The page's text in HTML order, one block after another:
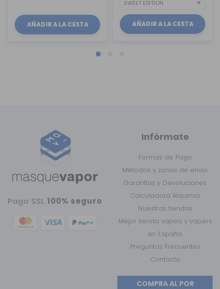
AÑADIR A LA CESTA AÑADIR A LA CESTA
Pago SSL100% seguro
Infórmate
Formas de Pago
Métodos y zonas de envío
Garantías y Devoluciones
Calculadora Alquimia
Nuestras tiendas
Mejor tienda vapeo y vapers
en España
Preguntas Frecuentes
Contacto
COMPRA AL POR